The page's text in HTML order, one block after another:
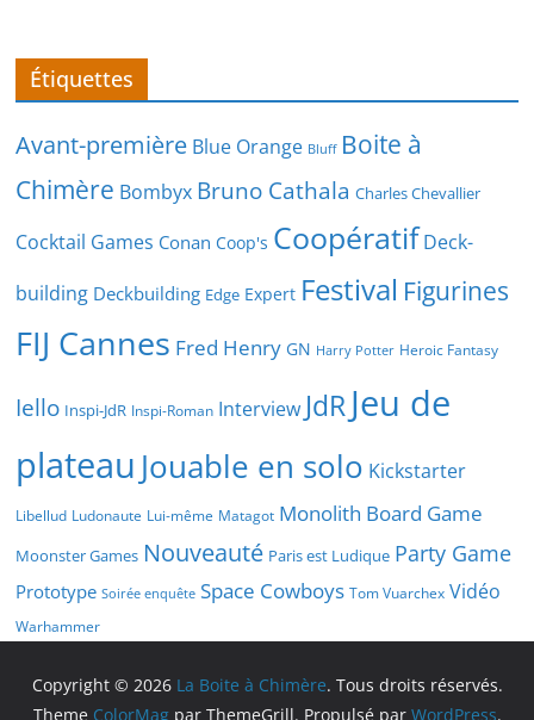
Étiquettes
Avant-première Blue Orange Bluff Boite à
Chimère Bombyx Bruno Cathala Charles Chevallier
Cocktail Games Conan Coop's Coopératif Deck-
building Deckbuilding Edge Expert Festival Figurines
FIJ Cannes Fred Henry GN Harry Potter Heroic Fantasy
Iello Inspi-JdR Inspi-Roman Interview JdRJeu de
plateau Jouable en solo Kickstarter
Libellud Ludonaute Lui-même Matagot Monolith Board Game
Moonster Games Nouveauté Paris est Ludique Party Game
Prototype Soirée enquête Space Cowboys Tom Vuarchex Vidéo
Warhammer
Copyright © 2026 La Boite à Chimère. Tous droits réservés.
Theme ColorMagpar ThemeGrill. Propulsé par WordPress.